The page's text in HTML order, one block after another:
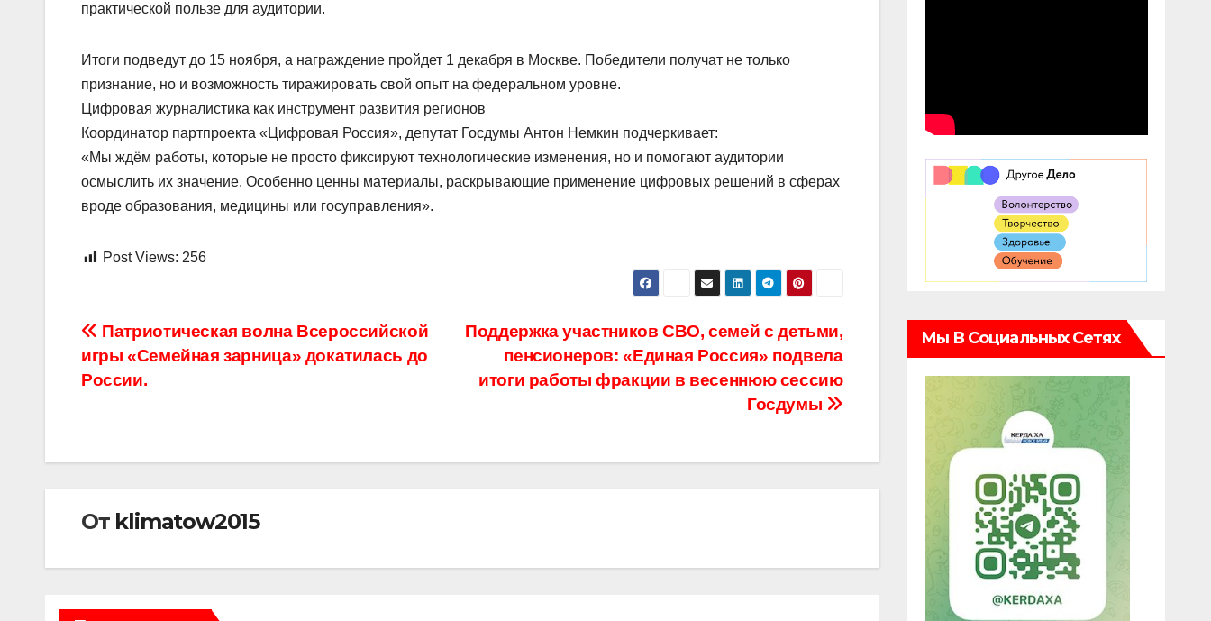
практической пользе для аудитории.
Итоги подведут до 15 ноября, а награждение пройдет 1 декабря в Москве. Победители получат не только
признание, но и возможность тиражировать свой опыт на федеральном уровне.
Цифровая журналистика как инструмент развития регионов
Координатор партпроекта «Цифровая Россия», депутат Госдумы Антон Немкин подчеркивает:
«Мы ждём работы, которые не просто фиксируют технологические изменения, но и помогают аудитории
осмыслить их значение. Особенно ценны материалы, раскрывающие применение цифровых решений в сферах
вроде образования, медицины или госуправления».
Post Views: 256
Навигация
по
Поддержка участников СВО, семей с детьми,
пенсионеров: «Единая Россия» подвела
итоги работы фракции в весеннюю сессию
Госдумы
Патриотическая волна Всероссийской
игры «Семейная зарница» докатилась до
России.
От klimatow2015
Мы В Социальных Сетях